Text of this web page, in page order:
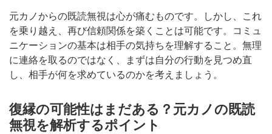
元カノからの既読無視は心が痛むものです。しかし、これ
を乗り越え、再び信頼関係を築くことは可能です。コミュ
ニケーションの基本は相手の気持ちを理解すること。無理
に連絡を取るのではなく、まずは自分の行動を見つめ直
し、相手が何を求めているのかを考えましょう。
復縁の可能性はまだある？元カノの既読
無視を解析するポイント